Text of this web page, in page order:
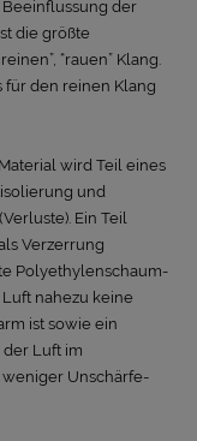
der
die größte
“rauen” Klang.
für den reinen Klang
wird Teil eines
und
Ein Teil
Verzerrung
Polyethylenschaum-
nahezu keine
ist sowie ein
Luft im
Unschärfe-